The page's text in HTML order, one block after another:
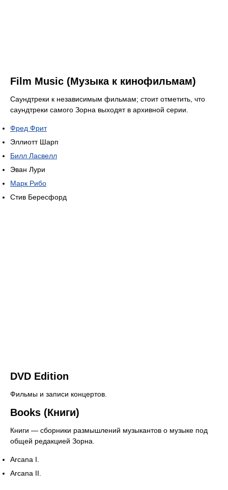
Film Music (Музыка к кинофильмам)
Саундтреки к независимым фильмам; стоит отметить, что
саундтреки самого Зорна выходят в архивной серии.
Фред Фрит
Эллиотт Шарп
Билл Ласвелл
Эван Лури
Марк Рибо
Стив Бересфорд
DVD Edition
Фильмы и записи концертов.
Books (Книги)
Книги — сборники размышлений музыкантов о музыке под
общей редакцией Зорна.
Arcana I.
Arcana II.